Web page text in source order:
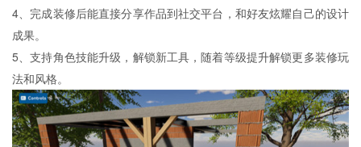
4、完成装修后能直接分享作品到社交平台，和好友炫耀自己的设计
成果。
5、支持角色技能升级，解锁新工具，随着等级提升解锁更多装修玩
法和风格。